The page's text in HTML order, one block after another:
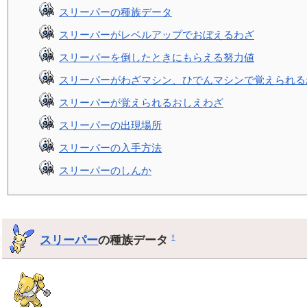
スリーパーの種族データ
スリーパーがレベルアップでおぼえるわざ
スリーパーを倒したときにもらえる努力値
スリーパーがわざマシン、ひでんマシンで覚えられ
スリーパーが覚えられるおしえわざ
スリーパーの出現場所
スリーパーの入手方法
スリーパーのしんか
スリーパーの種族データ†